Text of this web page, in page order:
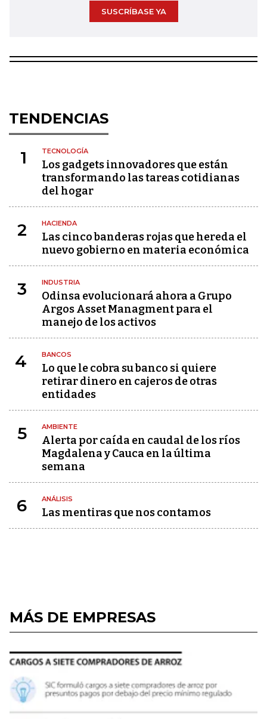
SUSCRÍBASE YA
TENDENCIAS
1 TECNOLOGÍA
Los gadgets innovadores que están
transformando las tareas cotidianas
del hogar
2 HACIENDA
Las cinco banderas rojas que hereda el
nuevo gobierno en materia económica
3 INDUSTRIA
Odinsa evolucionará ahora a Grupo
Argos Asset Managment para el
manejo de los activos
4 BANCOS
Lo que le cobra su banco si quiere
retirar dinero en cajeros de otras
entidades
5 AMBIENTE
Alerta por caída en caudal de los ríos
Magdalena y Cauca en la última
semana
6 ANÁLISIS
Las mentiras que nos contamos
MÁS DE EMPRESAS